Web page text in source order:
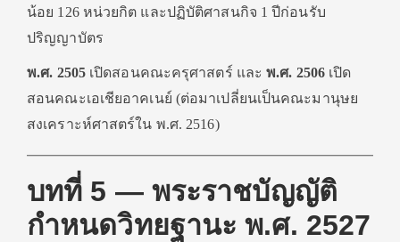
น้อย 126 หน่วยกิต และปฏิบัติศาสนกิจ 1 ปีก่อนรับ
ปริญญาบัตร
พ.ศ. 2505เปิดสอนคณะครุศาสตร์ และพ.ศ. 2506 เปิด
สอนคณะเอเชียอาคเนย์ (ต่อมาเปลี่ยนเป็นคณะมานุษย
สงเคราะห์ศาสตร์ใน พ.ศ. 2516)
บทที่ 5 — พระราชบัญญัติ
กำหนดวิทยฐานะ พ.ศ. 2527